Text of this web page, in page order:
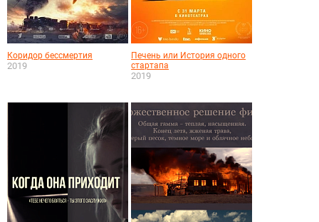
Коридор бессмертия
2019
Печень или История одного
стартапа
2019